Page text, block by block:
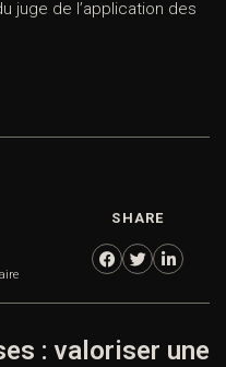
juge de l’application des
SHARE
: valoriser une